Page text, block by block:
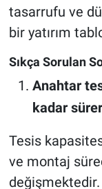
tasarrufu ve
bir yatırım
Sıkça Sorulan
Anahtar
kadar
Tesis
ve montaj
değişmektedir.